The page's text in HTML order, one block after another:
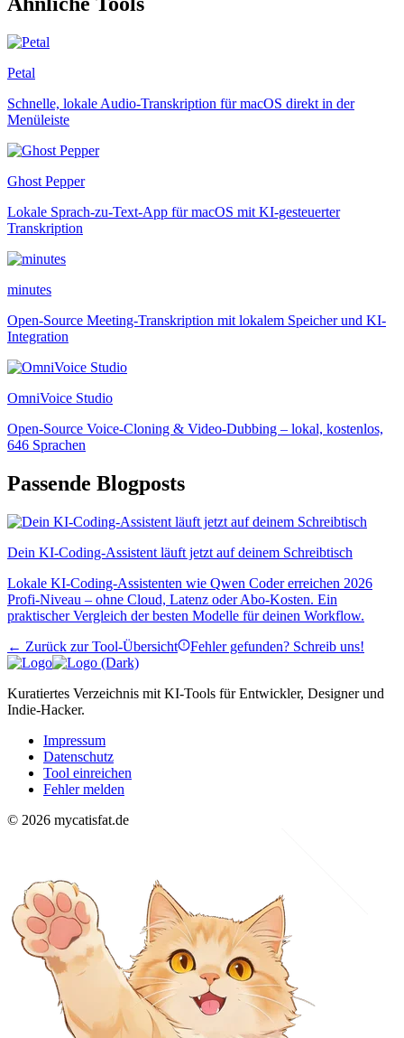
Petal
Schnelle, lokale Audio-Transkription für macOS direkt in der
Menüleiste
Ghost Pepper
Lokale Sprach-zu-Text-App für macOS mit KI-gesteuerter
Transkription
minutes
Open-Source Meeting-Transkription mit lokalem Speicher und KI-
Integration
OmniVoice Studio
Open-Source Voice-Cloning & Video-Dubbing – lokal, kostenlos,
646 Sprachen
Passende Blogposts
Dein KI-Coding-Assistent läuft jetzt auf deinem Schreibtisch
Lokale KI-Coding-Assistenten wie Qwen Coder erreichen 2026
Profi-Niveau – ohne Cloud, Latenz oder Abo-Kosten. Ein
praktischer Vergleich der besten Modelle für deinen Workflow.
← Zurück zur Tool-Übersicht
Fehler gefunden? Schreib uns!
Kuratiertes Verzeichnis mit KI-Tools für Entwickler, Designer und
Indie-Hacker.
Impressum
Datenschutz
Tool einreichen
Fehler melden
© 2026 mycatisfat.de